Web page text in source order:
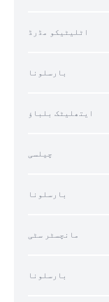
اٹلیٹیکو مڈرڈ
بارسلونا
ایتھلیٹک بلباؤ
چیلسی
بارسلونا
مانچسٹر سٹی
بارسلونا